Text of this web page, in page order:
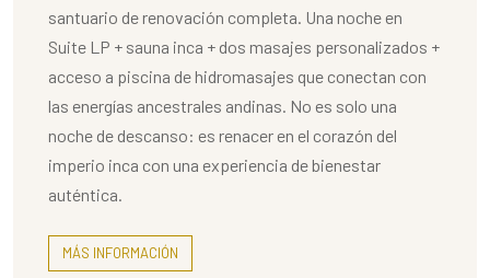
santuario de renovación completa. Una noche en
Suite LP + sauna inca + dos masajes personalizados +
acceso a piscina de hidromasajes que conectan con
las energías ancestrales andinas. No es solo una
noche de descanso: es renacer en el corazón del
imperio inca con una experiencia de bienestar
auténtica.
MÁS INFORMACIÓN